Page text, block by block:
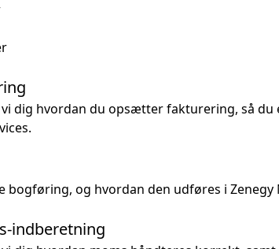
vi dig hvordan du opsætter fakturering, så
bogføring, og hvordan den udføres i Zenegy
indberetning